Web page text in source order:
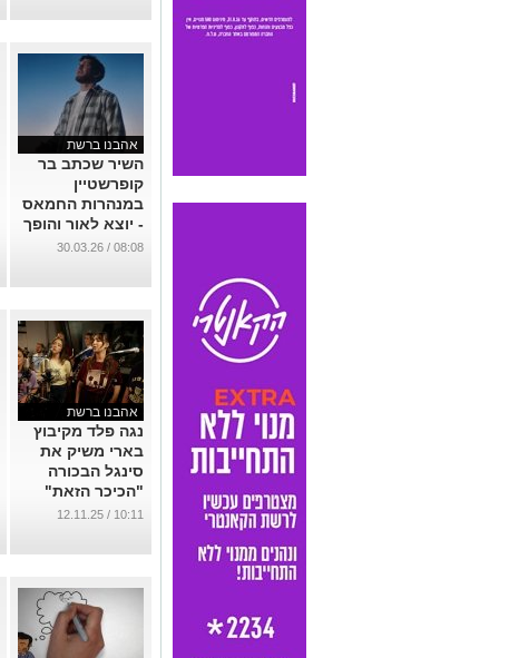
...
אהבנו ברשת
השיר שכתב בר
קופרשטיין
במנהרות החמאס
- יוצא לאור והופך
ללהיט -"המלחמה
...
08:08 / 30.03.26
אהבנו ברשת
נגה פלד מקיבוץ
בארי משיק את
סינגל הבכורה
"הכיכר הזאת"
במסגרת הפרויקט
"הפרויקט של
...
10:11 / 12.11.25